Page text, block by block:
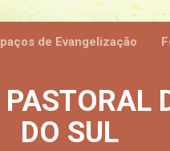
de Evangelização
DO SUL